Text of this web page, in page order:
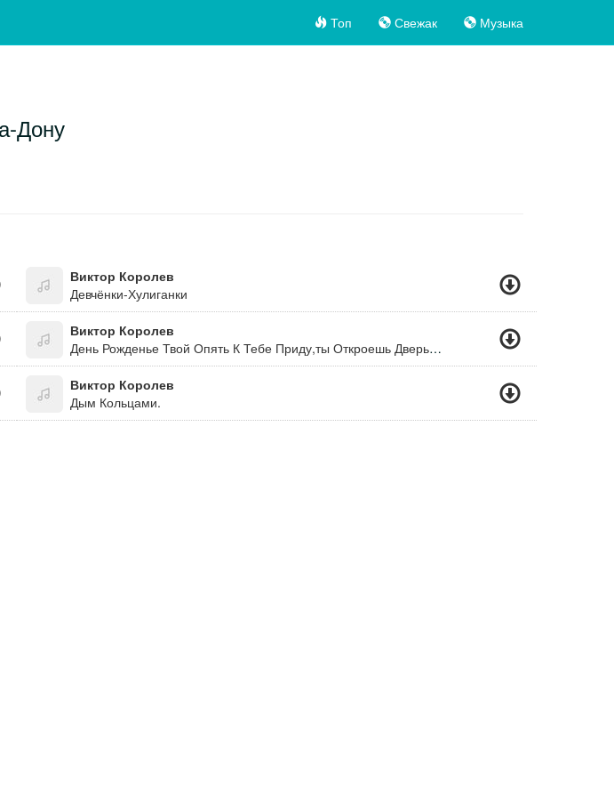
Топ Свежак Музыка
Дону
Виктор Королев
Девчёнки-Хулиганки
Виктор Королев
День Рожденье Твой Опять К Тебе Приду,ты Откроешь Дверь Я Крепко Обниму,своё Счастье В Огоньках Красивых Глаз Найду,зацелую Твои Рученьки Твои,зацелую Твои Губоньки Твои...
Виктор Королев
Дым Кольцами.